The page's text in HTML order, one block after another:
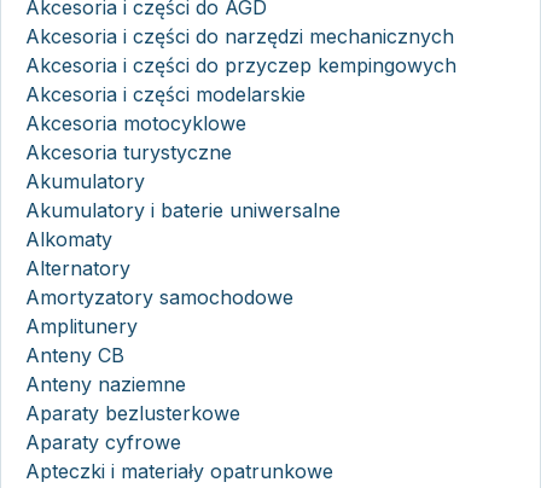
Akcesoria i części do AGD
Akcesoria i części do narzędzi mechanicznych
Akcesoria i części do przyczep kempingowych
Akcesoria i części modelarskie
Akcesoria motocyklowe
Akcesoria turystyczne
Akumulatory
Akumulatory i baterie uniwersalne
Alkomaty
Alternatory
Amortyzatory samochodowe
Amplitunery
Anteny CB
Anteny naziemne
Aparaty bezlusterkowe
Aparaty cyfrowe
Apteczki i materiały opatrunkowe